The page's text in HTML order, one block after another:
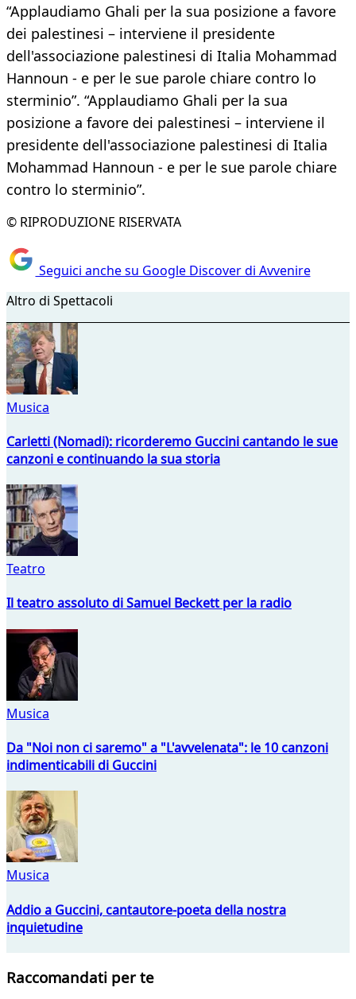
“Applaudiamo Ghali per la sua posizione a favore
dei palestinesi – interviene il presidente
dell'associazione palestinesi di Italia Mohammad
Hannoun - e per le sue parole chiare contro lo
sterminio”. “Applaudiamo Ghali per la sua
posizione a favore dei palestinesi – interviene il
presidente dell'associazione palestinesi di Italia
Mohammad Hannoun - e per le sue parole chiare
contro lo sterminio”.
© RIPRODUZIONE RISERVATA
Seguici anche su Google Discover di Avvenire
Altro di Spettacoli
Musica
Carletti (Nomadi): ricorderemo Guccini cantando le sue
canzoni e continuando la sua storia
Teatro
Il teatro assoluto di Samuel Beckett per la radio
Musica
Da "Noi non ci saremo" a "L'avvelenata": le 10 canzoni
indimenticabili di Guccini
Musica
Addio a Guccini, cantautore-poeta della nostra
inquietudine
Raccomandati per te